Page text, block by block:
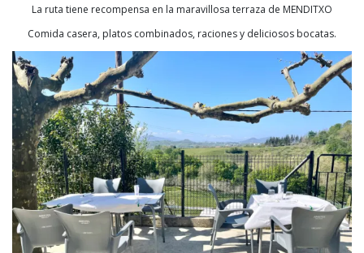
La ruta tiene recompensa en la maravillosa terraza de MENDITXO
Comida casera, platos combinados, raciones y deliciosos bocatas.